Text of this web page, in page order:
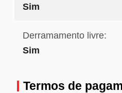
Sim
Derramamento livre:
Sim
Termos de